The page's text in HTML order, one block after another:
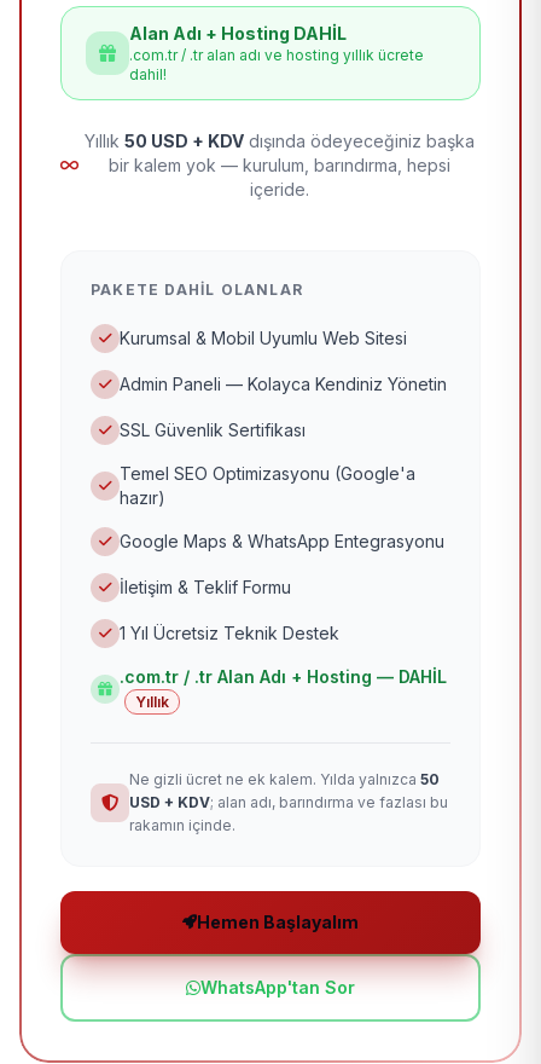
Alan Adı + Hosting DAHİL
.com.tr / .tr alan adı ve hosting yıllık ücrete
dahil!
Yıllık 50 USD + KDV dışında ödeyeceğiniz başka
bir kalem yok — kurulum, barındırma, hepsi
içeride.
PAKETE DAHIL OLANLAR
Kurumsal & Mobil Uyumlu Web Sitesi
Admin Paneli — Kolayca Kendiniz Yönetin
SSL Güvenlik Sertifikası
Temel SEO Optimizasyonu (Google'a
hazır)
Google Maps & WhatsApp Entegrasyonu
İletişim & Teklif Formu
1 Yıl Ücretsiz Teknik Destek
.com.tr / .tr Alan Adı + Hosting — DAHİL
Yıllık
Ne gizli ücret ne ek kalem. Yılda yalnızca 50
USD + KDV; alan adı, barındırma ve fazlası bu
rakamın içinde.
Hemen Başlayalım
WhatsApp'tan Sor